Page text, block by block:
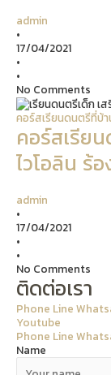
admin
•
17/04/2021
•
•
No Comments
คอร์สเรียนดนตรีที่บ้า
คอร์สเรีย
ไวโอลิน ร้
admin
•
17/04/2021
•
•
No Comments
ติดต่อเรา
Phone Line
Youtube
Phone Line
Name